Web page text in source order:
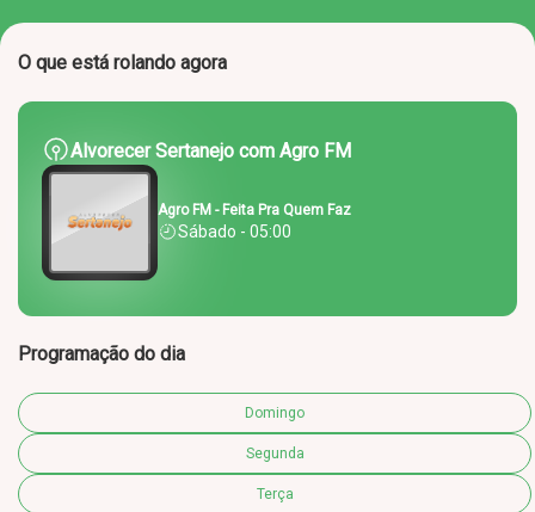
O que está rolando agora
Alvorecer Sertanejo com Agro FM
Agro FM - Feita Pra Quem Faz
Sábado - 05:00
Programação do dia
Domingo
Segunda
Terça